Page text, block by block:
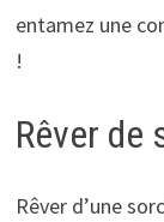
entamez une
!
Rêver de
Rêver d’une